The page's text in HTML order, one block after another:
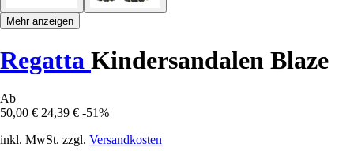
Mehr anzeigen
Regatta Kindersandalen Blaze
Ab
50,00 € 24,39 € -51%
inkl. MwSt. zzgl. Versandkosten